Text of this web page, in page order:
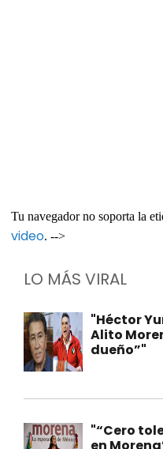
Tu navegador no soporta la
video. -->
LO MÁS VIRAL
"Héctor
Alito
dueño”"
"“Cero
en